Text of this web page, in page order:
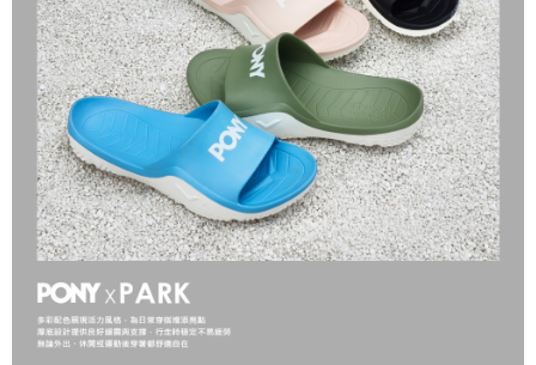
１．於結帳方式選擇「AFTEE先享後付」後，將跳轉至「AFTEE先享後付」
結帳頁面，進行簡訊認證並確認金額後，即可完成結帳。
２．訂單成立數日內，您將收到繳費通知簡訊。
３．收到繳費通知簡訊後14天內，點擊此簡訊中的連結，可透過四大超商／
ATM／網路銀行／等多元方式進行付款，方視為交易完成。
※ 請注意：結帳手續完成當下不需立刻繳費，但若您需要取消訂單，請聯絡
購買商品的店家。未經商家同意取消之訂單仍視為有效，需透過AFTEE先享
後付繳納相關費用。
※ 交易是否成功請以「AFTEE先享後付 」之結帳頁面顯示為準，若有關於
是否繳費成功／繳費後需取消欲退款等相關疑問，請聯繫「AFTEE先享後付
客戶支援中心」https://netprotections.freshdesk.com/support/home
１．透過由恩沛科技股份有限公司提供之「AFTEE先享後付」服務完成之交
易，需依本服務之必要範圍內提供個人資料，並將交易相關給付款項請求債
權轉讓予恩沛科技股份有限公司。